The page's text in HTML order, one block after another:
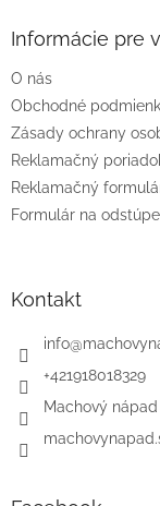
e
Informácie pre
O nás
Obchodné
Zásady ochrany
Reklamačný
Reklamačný
Formulár na
Kontakt
info@
+421918018329
Machový nápad